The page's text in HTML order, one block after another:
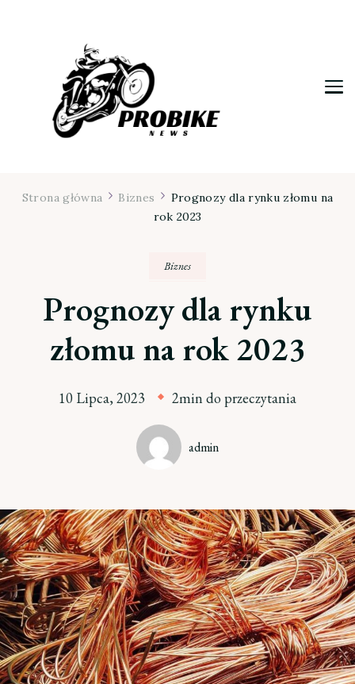
Strona główna Biznes
Prognozy dla rynku złomu na
rok 2023
Biznes
Prognozy dla rynku
złomu na rok 2023
10 Lipca, 2023 2min do przeczytania
admin